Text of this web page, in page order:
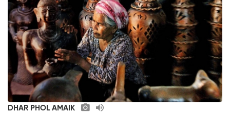
DHAR PHOL AMAIK